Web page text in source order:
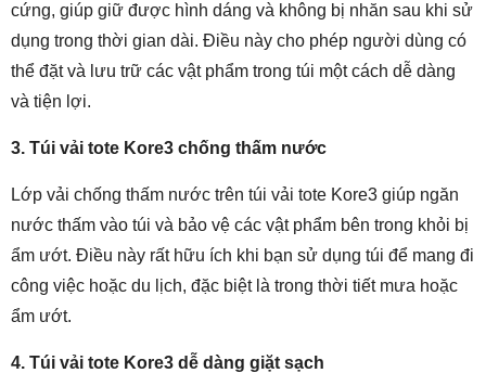
cứng, giúp giữ được hình dáng và không bị nhăn sau khi sử
dụng trong thời gian dài. Điều này cho phép người dùng có
thể đặt và lưu trữ các vật phẩm trong túi một cách dễ dàng
và tiện lợi.
3. Túi vải tote Kore3 chống thấm nước
Lớp vải chống thấm nước trên túi vải tote Kore3 giúp ngăn
nước thấm vào túi và bảo vệ các vật phẩm bên trong khỏi bị
ẩm ướt. Điều này rất hữu ích khi bạn sử dụng túi để mang đi
công việc hoặc du lịch, đặc biệt là trong thời tiết mưa hoặc
ẩm ướt.
4. Túi vải tote Kore3 dễ dàng giặt sạch